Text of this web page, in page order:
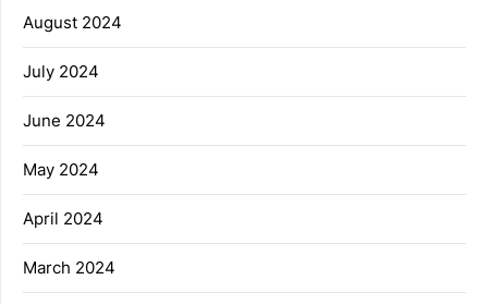
August 2024
July 2024
June 2024
May 2024
April 2024
March 2024